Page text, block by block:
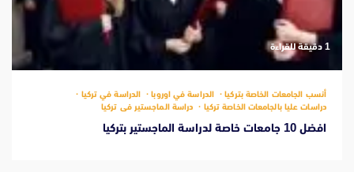
‫1 دقيقة للقراءة
أنسب الجامعات الخاصة بتركيا الدراسة في اوروبا
الدراسة في تركيا
دراسات عليا بالجامعات الخاصة تركيا
دراسة الماجستير فى تركيا
افضل 10 جامعات خاصة لدراسة الماجستير بتركيا